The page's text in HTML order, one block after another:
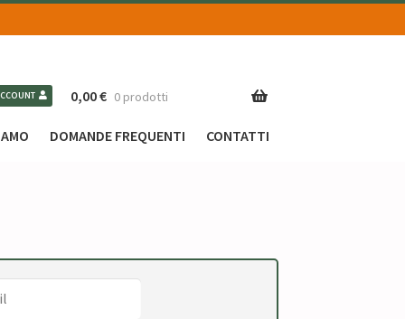
0,00€ 0 prodotti
DOMANDE FREQUENTI CONTATTI